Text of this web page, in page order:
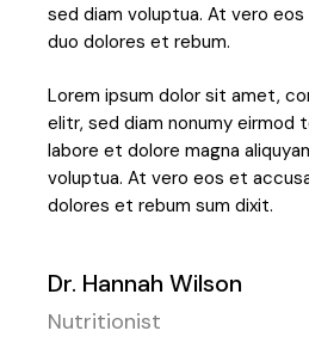
sed diam voluptua. At vero
duo dolores et rebum.
Lorem ipsum dolor sit amet,
elitr, sed diam nonumy eirmod
labore et dolore magna
voluptua. At vero eos et
dolores et rebum sum dixit.
Dr. Hannah Wilson
Nutritionist